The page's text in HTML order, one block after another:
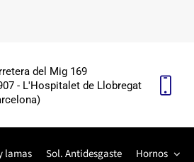
del Mig 169
- L'Hospitalet de Llobregat
lamas Sol. Antidesgaste Hornos